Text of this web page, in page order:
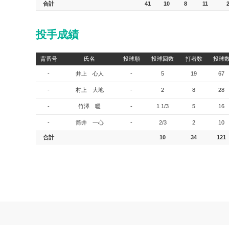
合計 41 10 8 11 2
投手成績
背番号 氏名 投球順 投球回数 打者数 投球
- 井上 心人 - 5 19 67
- 村上 大地 - 2 8 28
- 竹澤 暖 - 1 1/3 5 16
- 筒井 一心 - 2/3 2 10
合計 10 34 121